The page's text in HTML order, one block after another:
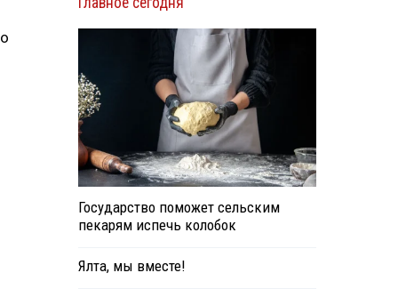
Государство поможет сельским
пекарям испечь колобок
Ялта, мы вместе!